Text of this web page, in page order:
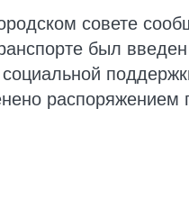
совете
был
распоряжением